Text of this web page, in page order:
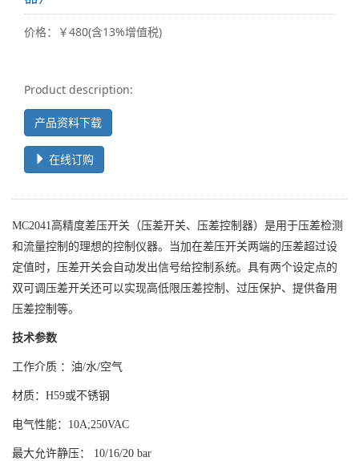
价格：￥480(含13%增值税)
Product description:
产品资料下载
在线订购
MC2041高精度差压开关（压差开关、压差控制器）是用于压差检测
和流量控制的理想的控制仪器。当加在差压开关两端的压差超过设
定值时，压差开关会自动发出信号给控制系统。具有两个设定点的
双可调压差开关还可以实现高低限压差控制、过压保护、提供备用
压差控制等。
技术参数
工作介质 ：油/水/空气
材质：H59或不锈钢
电气性能：10A;250VAC
最大允许静压： 10/16/20 bar